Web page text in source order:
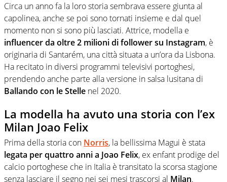
Circa un anno fa la loro storia sembrava essere giunta al
capolinea, anche se poi sono tornati insieme e dal quel
momento non si sono più lasciati. Attrice, modella e
influencer da oltre 2 milioni di follower su Instagram, è
originaria di Santarém, una città situata a un’ora da Lisbona.
Ha recitato in diversi programmi televisivi portoghesi,
prendendo anche parte alla versione in salsa lusitana di
Ballando con le Stelle nel 2020.
La modella ha avuto una storia con l’ex
Milan Joao Felix
Prima della storia con Norris, la bellissima Magui è stata
legata per quattro anni a Joao Felix, ex enfant prodige del
calcio portoghese che in Italia è transitato la scorsa stagione
senza lasciare il segno nei sei mesi trascorsi al Milan.